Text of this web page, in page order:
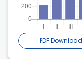
PDF Download